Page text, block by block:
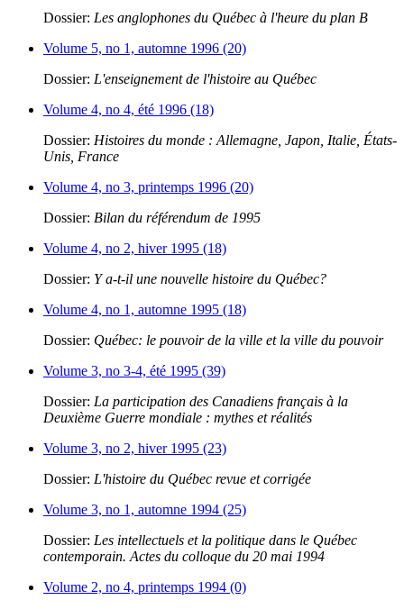
Dossier: Les anglophones du Québec à l'heure du plan B
Volume 5, no 1, automne 1996 (20)
Dossier: L'enseignement de l'histoire au Québec
Volume 4, no 4, été 1996 (18)
Dossier: Histoires du monde : Allemagne, Japon, Italie, États-
Unis, France
Volume 4, no 3, printemps 1996 (20)
Dossier: Bilan du référendum de 1995
Volume 4, no 2, hiver 1995 (18)
Dossier: Y a-t-il une nouvelle histoire du Québec?
Volume 4, no 1, automne 1995 (18)
Dossier: Québec: le pouvoir de la ville et la ville du pouvoir
Volume 3, no 3-4, été 1995 (39)
Dossier: La participation des Canadiens français à la
Deuxième Guerre mondiale : mythes et réalités
Volume 3, no 2, hiver 1995 (23)
Dossier: L'histoire du Québec revue et corrigée
Volume 3, no 1, automne 1994 (25)
Dossier: Les intellectuels et la politique dans le Québec
contemporain. Actes du colloque du 20 mai 1994
Volume 2, no 4, printemps 1994 (0)